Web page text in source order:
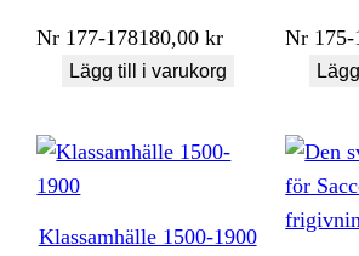
Nr 177-178180,00kr
Lägg till i varukorg
Nr 175-
Klassamhälle 1500-1900